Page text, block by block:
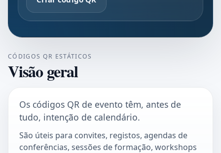
CÓDIGOS QR ESTÁTICOS
Visão geral
Os códigos QR de evento têm, antes de
tudo, intenção de calendário.
São úteis para convites, registos, agendas de
conferências, sessões de formação, workshops